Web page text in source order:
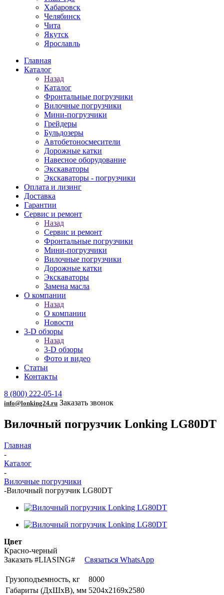
Хабаровск
Челябинск
Чита
Якутск
Ярославль
Главная
Каталог
Назад
Каталог
Фронтальные погрузчики
Вилочные погрузчики
Мини-погрузчики
Грейдеры
Бульдозеры
Автобетоносмесители
Дорожные катки
Навесное оборудование
Экскаваторы
Экскаваторы - погрузчики
Оплата и лизинг
Доставка
Гарантии
Сервис и ремонт
Назад
Сервис и ремонт
Фронтальные погрузчики
Мини-погрузчики
Вилочные погрузчики
Дорожные катки
Экскаваторы
Замена масла
О компании
Назад
О компании
Новости
3-D обзоры
Назад
3-D обзоры
Фото и видео
Статьи
Контакты
8 (800) 222-05-14
info@lonking24.ru Заказать звонок
Вилочный погрузчик Lonking LG80DT
Главная
-
Каталог
-
Вилочные погрузчики
-Вилочный погрузчик LG80DT
Цвет
Красно-черный
Заказать #LIASING# Связаться WhatsApp
Грузоподъемность, кг
8000
Габариты (ДхШхВ), мм 5204х2169х2580